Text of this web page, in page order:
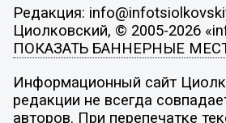
Редакция:
Циолковский, © 2005-2026
ПОКАЗАТЬ БАННЕРНЫЕ
Информационный сайт
редакции не всегда
авторов. При перепечатке